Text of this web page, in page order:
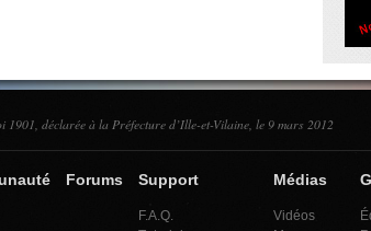
1901, déclarée à la Préfecture d’Ille-et-Vilaine, le 9 mars 2012
Forums Support
F.A.Q.
Médias
Vidéos